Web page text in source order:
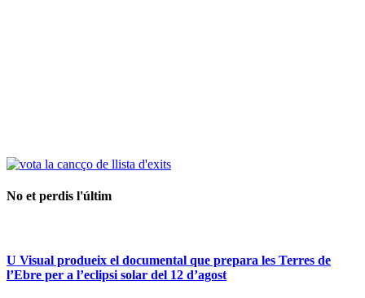
No et perdis l'últim
U Visual produeix el documental que prepara les Terres de
l’Ebre per a l’eclipsi solar del 12 d’agost